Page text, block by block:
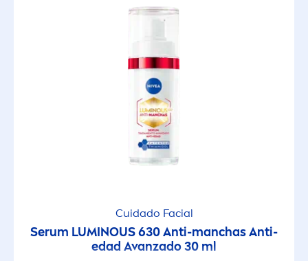
Cuidado Facial
Serum LUMINOUS630 Anti-manchas Anti-
edad Avanzado 30 ml